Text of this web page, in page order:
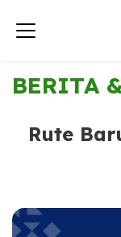
< Kembali ke
BERITA
Rute